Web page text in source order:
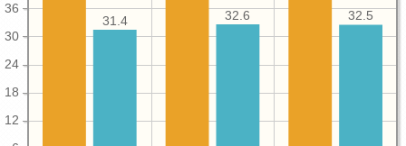
12
18
24
30
36
32.5
32.6
31.4